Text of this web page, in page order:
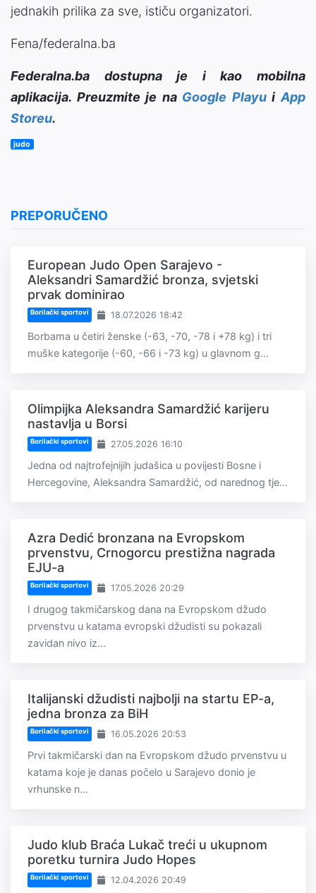
jednakih prilika za sve, ističu organizatori.
Fena/federalna.ba
Federalna.ba dostupna je i kao mobilna
aplikacija. Preuzmite je na Google PlayuiApp
Storeu.
judo
PREPORUČENO
European Judo Open Sarajevo -
Aleksandri Samardžić bronza, svjetski
prvak dominirao
Borilački sportovi 18.07.2026 18:42
Borbama u četiri ženske (-63, -70, -78 i +78 kg) i tri
muške kategorije (-60, -66 i -73 kg) u glavnom g...
Olimpijka Aleksandra Samardžić karijeru
nastavlja u Borsi
Borilački sportovi 27.05.2026 16:10
Jedna od najtrofejnijih judašica u povijesti Bosne i
Hercegovine, Aleksandra Samardžić, od narednog tje...
Azra Dedić bronzana na Evropskom
prvenstvu, Crnogorcu prestižna nagrada
EJU-a
Borilački sportovi 17.05.2026 20:29
I drugog takmičarskog dana na Evropskom džudo
prvenstvu u katama evropski džudisti su pokazali
zavidan nivo iz...
Italijanski džudisti najbolji na startu EP-a,
jedna bronza za BiH
Borilački sportovi 16.05.2026 20:53
Prvi takmičarski dan na Evropskom džudo prvenstvu u
katama koje je danas počelo u Sarajevo donio je
vrhunske n...
Judo klub Braća Lukač treći u ukupnom
poretku turnira Judo Hopes
Borilački sportovi 12.04.2026 20:49